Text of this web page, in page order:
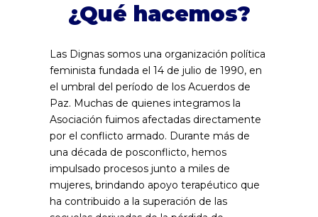
¿Qué hacemos?
Las Dignas somos una organización política
feminista fundada el 14 de julio de 1990, en
el umbral del período de los Acuerdos de
Paz. Muchas de quienes integramos la
Asociación fuimos afectadas directamente
por el conflicto armado. Durante más de
una década de posconflicto, hemos
impulsado procesos junto a miles de
mujeres, brindando apoyo terapéutico que
ha contribuido a la superación de las